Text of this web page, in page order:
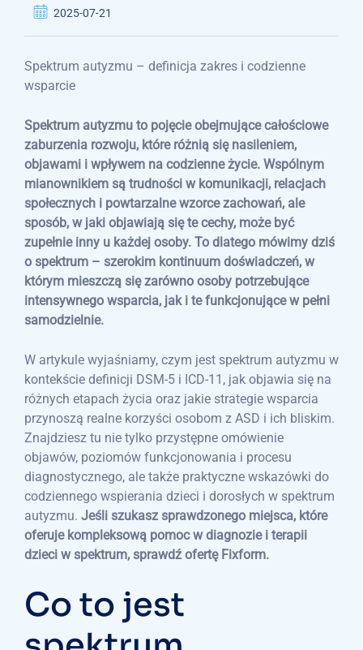
2025-07-21
Spektrum autyzmu – definicja zakres i codzienne
wsparcie
Spektrum autyzmu to pojęcie obejmujące całościowe
zaburzenia rozwoju, które różnią się nasileniem,
objawami i wpływem na codzienne życie. Wspólnym
mianownikiem są trudności w komunikacji, relacjach
społecznych i powtarzalne wzorce zachowań, ale
sposób, w jaki objawiają się te cechy, może być
zupełnie inny u każdej osoby. To dlatego mówimy dziś
o spektrum – szerokim kontinuum doświadczeń, w
którym mieszczą się zarówno osoby potrzebujące
intensywnego wsparcia, jak i te funkcjonujące w pełni
samodzielnie.
W artykule wyjaśniamy, czym jest spektrum autyzmu w
kontekście definicji DSM-5 i ICD-11, jak objawia się na
różnych etapach życia oraz jakie strategie wsparcia
przynoszą realne korzyści osobom z ASD i ich bliskim.
Znajdziesz tu nie tylko przystępne omówienie
objawów, poziomów funkcjonowania i procesu
diagnostycznego, ale także praktyczne wskazówki do
codziennego wspierania dzieci i dorosłych w spektrum
autyzmu. Jeśli szukasz sprawdzonego miejsca, które
oferuje kompleksową pomoc w diagnozie i terapii
dzieci w spektrum, sprawdź ofertę Fixform.
Co to jest